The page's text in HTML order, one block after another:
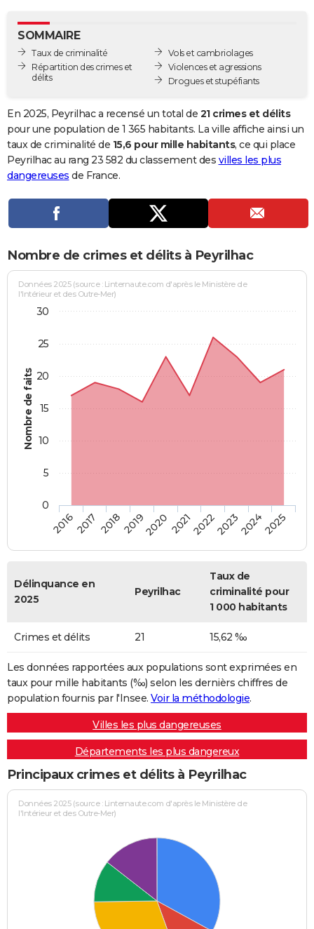
GUIDES D'ACHAT
BONS PLANS
Carte de Noël
Carte Bonne année
Carte Saint-Valentin
Carte Pâques
Carte d'anniversaire
DICTIONNAIRE
Dictionnaire
Biographies
Citations
Expressions
Proverbes
PROGRAMME TV
Se connecter
Entreprises
Service militaire
Avis de recherche
AVIS DE DÉCÈS
Bricolage
Lifestyle
Culture
Sport
Auto
Television
Voyage
Cinema
SOMMAIRE
Taux de criminalité
Répartition des crimes et
délits
Vols et cambriolages
Violences et agressions
Drogues et stupéfiants
En 2025, Peyrilhac a recensé un total de 21 crimes et délits
pour une population de 1 365 habitants. La ville affiche ainsi un
taux de criminalité de 15,6 pour mille habitants, ce qui place
Peyrilhac au rang 23 582 du classement des villes les plus
dangereuses de France.
Nombre de crimes et délits à Peyrilhac
Nombre de faits
Données 2025 (source : Linternaute.com d'après le Ministère de
l'Intérieur et des Outre-Mer)
20162017 20182019202020212022202320242025
0
5
10
15
20
25
30
Délinquance en
2025
Peyrilhac
Taux de
criminalité pour
1 000 habitants
Crimes et délits 21 15,62 ‰
Les données rapportées aux populations sont exprimées en
taux pour mille habitants (‰) selon les dernièrs chiffres de
population fournis par l'Insee. Voir la méthodologie.
Villes les plus dangereuses
Départements les plus dangereux
Principaux crimes et délits à Peyrilhac
Données 2025 (source : Linternaute.com d'après le Ministère de
l'Intérieur et des Outre-Mer)